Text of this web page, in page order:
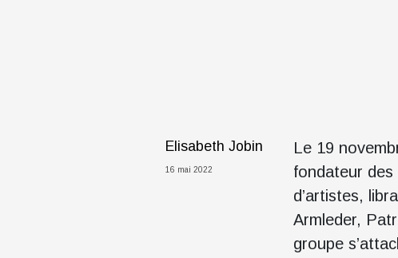
Elisabeth Jobin
16 mai 2022
Le 19
fondateur des
d’artistes,
Armleder,
groupe